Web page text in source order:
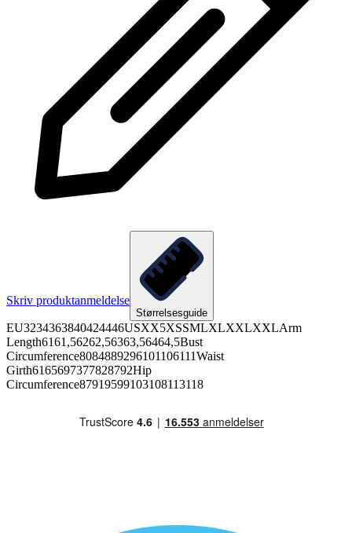
Skriv produktanmeldelse
Størrelsesguide
EU3234363840424446USXX5XSSMLXLXXLXXLArm
Length6161,56262,56363,56464,5Bust
Circumference8084889296101106111Waist
Girth6165697377828792Hip
Circumference87919599103108113118